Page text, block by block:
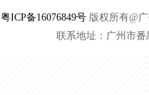
粤ICP备16076849号 版权所有@
联系地址：广州市